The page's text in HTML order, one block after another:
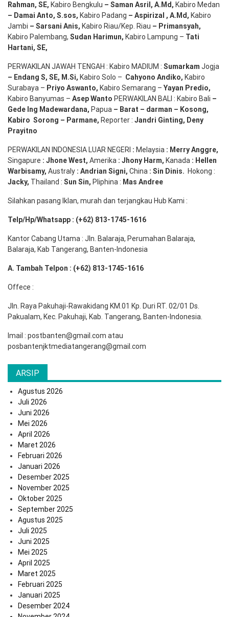
Rahman, SE, Kabiro Bengkulu – Saman Asril , A.Md, Kabiro Medan
– Damai Anto, S.sos, Kabiro Padang – Aspirizal , A.Md, Kabiro
Jambi – Sarsani Anis, Kabiro Riau/Kep. Riau – Primansyah,
Kabiro Palembang, Sudan Harimun, Kabiro Lampung – Tati
Hartani, SE,
PERWAKILAN JAWAH TENGAH : Kabiro MADIUM : Sumarkam Jogja
– Endang S, SE, M.Si, Kabiro Solo – Cahyono Andiko, Kabiro
Surabaya – Priyo Aswanto, Kabiro Semarang – Yayan Predio,
Kabiro Banyumas – AsepWanto PERWAKILAN BALI : Kabiro Bali –
Gede Ing Madewardana, Papua – Barat – darman – Kosong,
Kabiro Sorong – Parmane, Reporter : Jandri Ginting, Deny
Prayitno
PERWAKILAN INDONESIA LUAR NEGERI : Melaysia : MerryAnggre,
Singapure : JhoneWest, Amerika : Jhony Harm, Kanada : Hellen
Warbisamy, Australy : Andrian Signi, China : Sin Dinis. Hokong :
Jacky, Thailand : Sun Sin, Pliphina : Mas Andree
Silahkan pasang Iklan, murah dan terjangkau Hub Kami :
Telp/Hp/Whatsapp : (+62) 813-1745-1616
Kantor Cabang Utama : Jln. Balaraja, Perumahan Balaraja,
Balaraja, Kab Tangerang, Banten-Indonesia
A. Tambah Telpon : (+62) 813-1745-1616
Offece :
Jln. Raya Pakuhaji-Rawakidang KM.01 Kp. Duri RT. 02/01 Ds.
Pakualam, Kec. Pakuhaji, Kab. Tangerang, Banten-Indonesia.
Imail : postbanten@gmail.com atau
posbantenjktmediatangerang@gmail.com
ARSIP
Agustus 2026
Juli 2026
Juni 2026
Mei 2026
April 2026
Maret 2026
Februari 2026
Januari 2026
Desember 2025
November 2025
Oktober 2025
September 2025
Agustus 2025
Juli 2025
Juni 2025
Mei 2025
April 2025
Maret 2025
Februari 2025
Januari 2025
Desember 2024